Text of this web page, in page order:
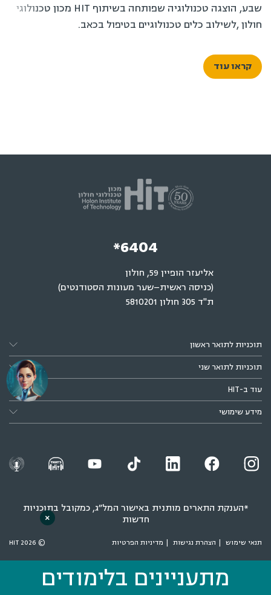
שבע, הוצגה טכנולוגיה שפותחה בשיתוף HIT מכון טכנולוגי
חולון ,לשילוב כלים טכנולוגיים בטיפול בכאב.
קראו עוד
*6404
אליעזר הופיין 59, חולון
(כניסה ראשית–שער מעונות הסטודנטים)
ת"ד 305 חולון 5810201
תוכניות לתואר ראשון
תוכניות לתואר שני
עוד ב-HIT
מידע שימושי
*הענקת התארים מותנית באישור המל״ג, כמקובל בתוכניות
חדשות
תנאי שימוש הצהרת נגישות מדיניות הפרטיות © 2026 HIT
מתעניינים בלימודים
מתעניינים בלימודים
×